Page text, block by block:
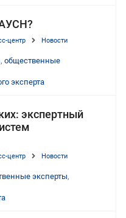
центр Новости
, общественные
эксперта
экспертный
центр Новости
эксперты,